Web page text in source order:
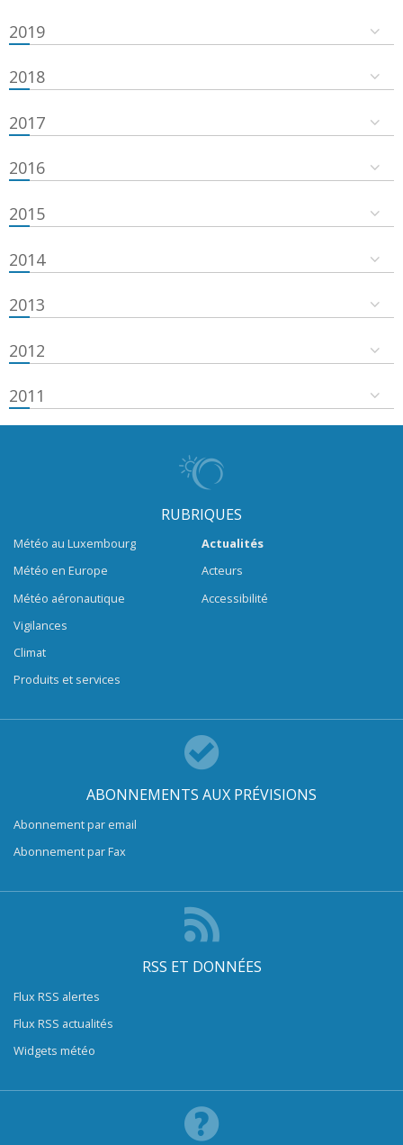
2019
2018
2017
2016
2015
2014
2013
2012
2011
RUBRIQUES
Météo au Luxembourg
Météo en Europe
Météo aéronautique
Vigilances
Climat
Produits et services
Actualités
Acteurs
Accessibilité
ABONNEMENTS AUX PRÉVISIONS
Abonnement par email
Abonnement par Fax
RSS ET DONNÉES
Flux RSS alertes
Flux RSS actualités
Widgets météo